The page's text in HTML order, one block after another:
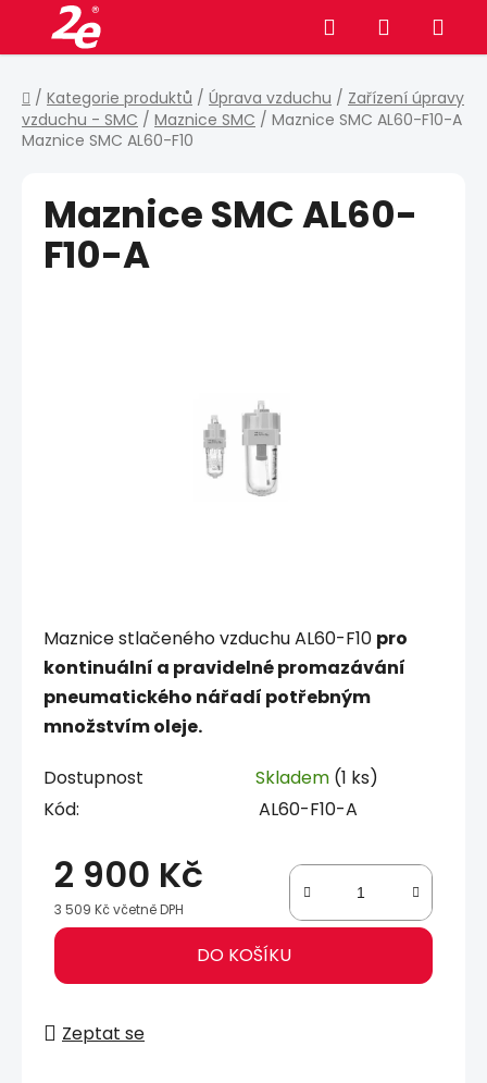
obsah
Hledat NÁKUPNÍ
KOŠÍK
Domů
/ Kategorie produktů / Úprava vzduchu / Zařízení úpravy
vzduchu - SMC / Maznice SMC / Maznice SMC AL60-F10-A
Maznice SMC AL60-F10
Maznice stlačeného vzduchu AL60-F10 pro
kontinuální a pravidelné promazávání
pneumatického nářadí potřebným
množstvím oleje.
Dostupnost Skladem (1 ks)
Kód:
AL60-F10-A
2 900 Kč
3 509 Kč včetně DPH
Měrná cena: DO KOŠÍKU
Zeptat se
Maznice SMC AL60-
F10-A